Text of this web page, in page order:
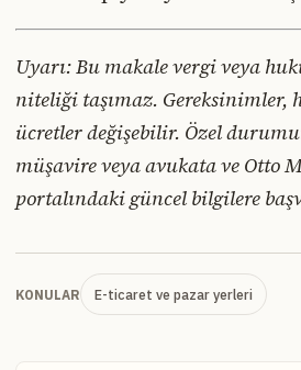
Uyarı: Bu makale vergi veya
niteliği taşımaz. Gereksinimler,
ücretler değişebilir. Özel
müşavire veya avukata ve Otto
portalındaki güncel bilgilere
KONULAR E-ticaret ve pazar yerleri